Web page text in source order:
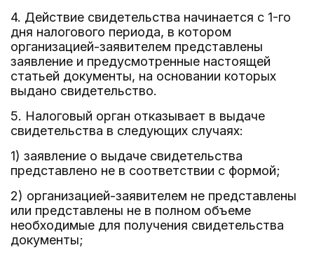
4. Действие свидетельства начинается с 1-го
дня налогового периода, в котором
организацией-заявителем представлены
заявление и предусмотренные настоящей
статьей документы, на основании которых
выдано свидетельство.
5. Налоговый орган отказывает в выдаче
свидетельства в следующих случаях:
1) заявление о выдаче свидетельства
представлено не в соответствии с формой;
2) организацией-заявителем не представлены
или представлены не в полном объеме
необходимые для получения свидетельства
документы;